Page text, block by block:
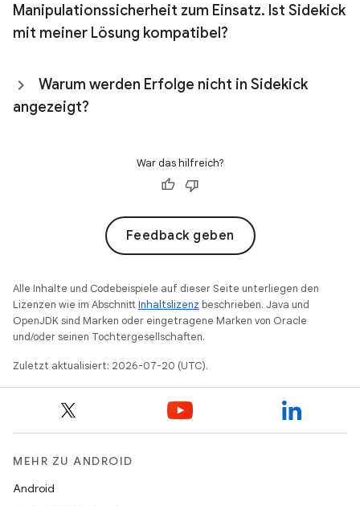
Manipulationssicherheit zum Einsatz. Ist Sidekick
mit meiner Lösung kompatibel?
Warum werden Erfolge nicht in Sidekick
angezeigt?
War das hilfreich?
Feedback geben
Alle Inhalte und Codebeispiele auf dieser Seite unterliegen den
Lizenzen wie im AbschnittInhaltslizenz beschrieben. Java und
OpenJDK sind Marken oder eingetragene Marken von Oracle
und/oder seinen Tochtergesellschaften.
Zuletzt aktualisiert: 2026-07-20 (UTC).
MEHR ZU ANDROID
Android